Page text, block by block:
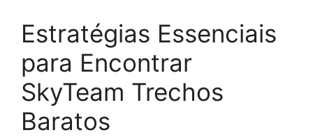
Estratégias Essenciais
para Encontrar
SkyTeam Trechos
Baratos